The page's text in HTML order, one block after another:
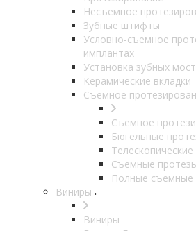
Несъемное
Зубные штифты
Условно-съемное
имплантах
Установка зубных
Керамические вкладки
Съемное
Съемное
Бюгельные
Съемные
Полные съемные
Виниры
Виниры